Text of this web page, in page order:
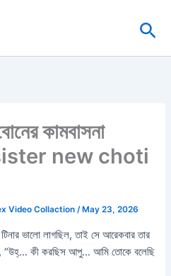
কামবাসনা
new choti
Video Collaction/ May 23, 2026
ভালো লাগছিল, তাই সে আরেকবার তার
“উহ্‌… কী করছিস আপু… আমি তোকে বলেছি